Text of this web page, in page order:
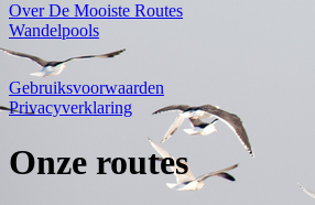
Over De Mooiste Routes
Wandelpools
Gebruiksvoorwaarden
Privacyverklaring
Onze routes